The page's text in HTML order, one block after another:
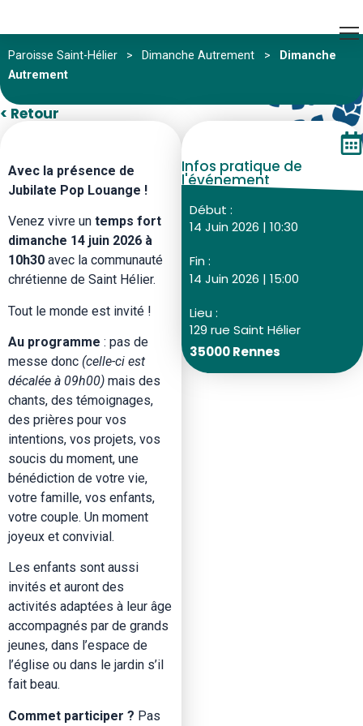
Paroisse Saint-Hélier > Dimanche Autrement >
Dimanche
Autrement
< Retour
Avec la présence de
Jubilate Pop Louange !
Venez vivre un temps fort
dimanche 14 juin 2026 à
10h30 avec la communauté
chrétienne de Saint Hélier.
Tout le monde est invité !
Au programme : pas de
messe donc (celle-ci est
décalée à 09h00) mais des
chants, des témoignages,
des prières pour vos
intentions, vos projets, vos
soucis du moment, une
bénédiction de votre vie,
votre famille, vos enfants,
votre couple. Un moment
joyeux et convivial.
Les enfants sont aussi
invités et auront des
activités adaptées à leur âge
accompagnés par de grands
jeunes, dans l’espace de
l’église ou dans le jardin s’il
fait beau.
Commet participer ? Pas
Infos pratique de
l'événement
Début :
14 Juin 2026 | 10:30
Fin :
14 Juin 2026 | 15:00
Lieu :
129 rue Saint Hélier
35000 Rennes